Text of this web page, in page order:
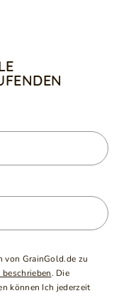
von GrainGold.de zu
. Die
können Ich jederzeit